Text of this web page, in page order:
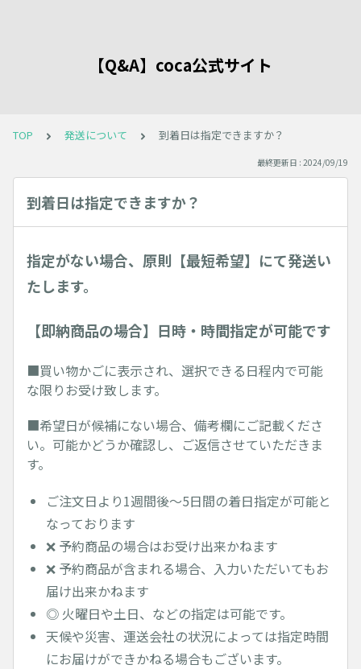
【Q&A】coca公式サイト
TOP 発送について 到着日は指定できますか？
最終更新日 : 2024/09/19
到着日は指定できますか？
指定がない場合、原則【最短希望】にて発送い
たします。
【即納商品の場合】日時・時間指定が可能です
■買い物かごに表示され、選択できる日程内で可能
な限りお受け致します。
■希望日が候補にない場合、備考欄にご記載くださ
い。可能かどうか確認し、ご返信させていただきま
す。
ご注文日より1週間後～5日間の着日指定が可能と
なっております
❌ 予約商品の場合はお受け出来かねます
❌ 予約商品が含まれる場合、入力いただいてもお
届け出来かねます
◎ 火曜日や土日、などの指定は可能です。
天候や災害、運送会社の状況によっては指定時間
にお届けができかねる場合もございます。